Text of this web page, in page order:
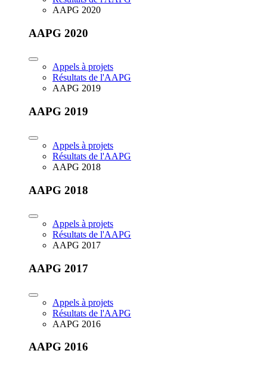
AAPG 2020
AAPG 2020
Appels à projets
Résultats de l'AAPG
AAPG 2019
AAPG 2019
Appels à projets
Résultats de l'AAPG
AAPG 2018
AAPG 2018
Appels à projets
Résultats de l'AAPG
AAPG 2017
AAPG 2017
Appels à projets
Résultats de l'AAPG
AAPG 2016
AAPG 2016